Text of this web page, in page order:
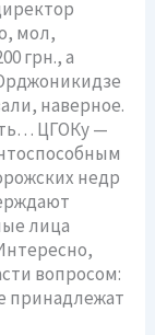
мол,
грн., а
наверное.
ЦГОКу —
недр
лица
вопросом:
принадлежат